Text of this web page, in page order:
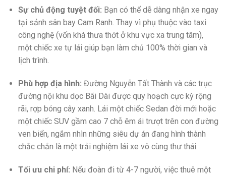
Sự chủ động tuyệt đối: Bạn có thể dễ dàng nhận xe ngay
tại sảnh sân bay Cam Ranh. Thay vì phụ thuộc vào taxi
công nghệ (vốn khá thưa thớt ở khu vực xa trung tâm),
một chiếc xe tự lái giúp bạn làm chủ 100% thời gian và
lịch trình.
Phù hợp địa hình: Đường Nguyễn Tất Thành và các trục
đường nội khu dọc Bãi Dài được quy hoạch cực kỳ rộng
rãi, rợp bóng cây xanh. Lái một chiếc Sedan đời mới hoặc
một chiếc SUV gầm cao 7 chỗ êm ái trượt trên con đường
ven biển, ngắm nhìn những siêu dự án đang hình thành
chắc chắn là một trải nghiệm lái xe vô cùng thư thái.
Tối ưu chi phí: Nếu đoàn đi từ 4-7 người, việc thuê một